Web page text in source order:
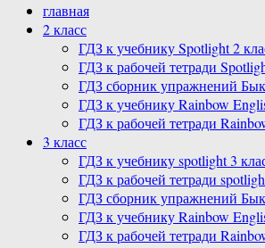
главная
2 класс
ГДЗ к учебнику Spotlight 2
ГДЗ к рабочей тетради
ГДЗ сборник упражнений
ГДЗ к учебнику Rainbow
ГДЗ к рабочей тетради
3 класс
ГДЗ к учебнику spotlight 3
ГДЗ к рабочей тетради
ГДЗ сборник упражнений
ГДЗ к учебнику Rainbow
ГДЗ к рабочей тетради